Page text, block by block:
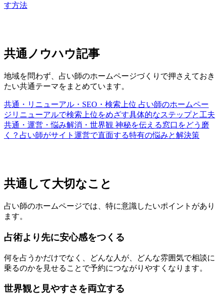
す方法
共通ノウハウ記事
地域を問わず、占い師のホームページづくりで押さえておき
たい共通テーマをまとめています。
共通・リニューアル・SEO・検索上位 占い師のホームペー
ジリニューアルで検索上位をめざす具体的なステップと工夫
共通・運営・悩み解消・世界観 神秘を伝える窓口をどう磨
く？占い師がサイト運営で直面する特有の悩みと解決策
共通して大切なこと
占い師のホームページでは、特に意識したいポイントがあり
ます。
占術より先に安心感をつくる
何を占うかだけでなく、どんな人が、どんな雰囲気で相談に
乗るのかを見せることで予約につながりやすくなります。
世界観と見やすさを両立する